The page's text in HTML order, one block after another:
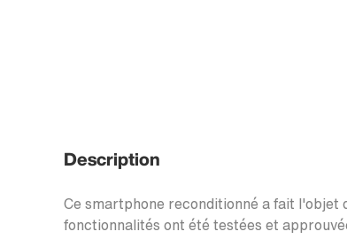
Description
Ce smartphone reconditionné a fait l'objet
fonctionnalités ont été testées et